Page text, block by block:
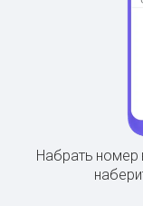
Набрать номер